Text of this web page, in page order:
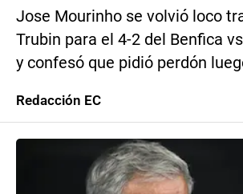
Jose Mourinho se volvió loco
Trubin para el 4-2 del Benfica
y confesó que pidió perdón
Redacción EC